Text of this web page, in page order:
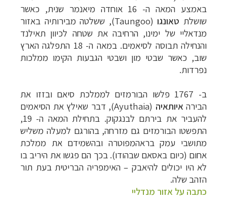
באמצע המאה ה- 16 אוחדה מיאנמר שנית, כאשר
שושלת טאונגו(
Taungoo
), ששלטה מבירותיה באזור
מנדאליי של ימינו, הרחיבה את שטחה לכיוון תאילנד
והנחילה תבוסה לסיאמים. במאה ה- 18
התפלגה הארץ
שוב, כאשר שבטי מון ושבטי הגבעות הקימו ממלכות
נפרדות.
ב- 1767 פלשו
הבורמזים לממלכת סיאם ובזזו את
הבירה איותאיה (
Ayuthaia
), דבר שאילץ את הסיאמים
להעביר את בירתם לבנגקוק. בתחילת המאה ה-
התפשטו הבורמזים גם מזרחה, בהורגם למעלה משליש
מתושבי עמק בראהמפוטרה ובהשמידם את ממלכת
אחום (כיום באסאם שבהודו). בכך הם פגשו את היריב בו
לא היו יכולים להיאבק – האימפריה הבריטית בעת תור
הזהב שלה.
כתבה על אזור מנדליי